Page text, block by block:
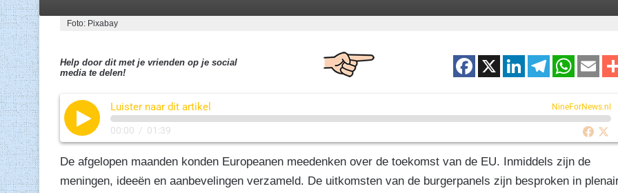
Foto: Pixabay
Help door dit met je vrienden op je social
media te delen!
F
c
b
o
X
Li
k
dI
n
T
e
a
m
W
at
s
A
p
E
ail
Luister naar dit artikel NineForNews.nl
00:00 / 01:39
De afgelopen maanden konden Europeanen meedenken over de toekomst van de EU. Inmiddels zijn de
meningen, ideeën en aanbevelingen verzameld. De uitkomsten van de burgerpanels zijn besproken in